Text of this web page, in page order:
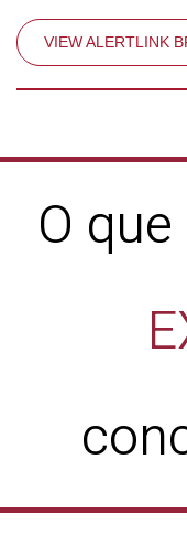
VIEW ALERTLINK
O